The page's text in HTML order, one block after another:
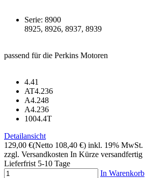
Serie: 8900
8925, 8926, 8937, 8939
passend für die Perkins Motoren
4.41
AT4.236
A4.248
A4.236
1004.4T
Detailansicht
129,00 €(Netto 108,40 €) inkl. 19% MwSt.
zzgl. Versandkosten In Kürze versandfertig
Lieferfrist 5-10 Tage
In Warenkorb